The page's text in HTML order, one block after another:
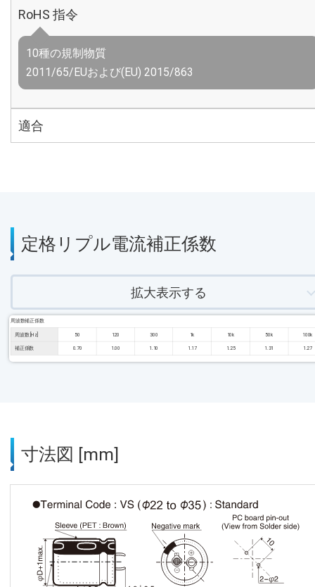
RoHS 指令
10種の規制物質
2011/65/EUおよび(EU) 2015/863
適合
定格リプル電流補正係数
拡大表示する
周波数補正係数
周波数 [Hz] 50 120 300 1k 10k 50k 100k
補正係数 0.70 1.00 1.10 1.17 1.25 1.31 1.27
寸法図 [mm]